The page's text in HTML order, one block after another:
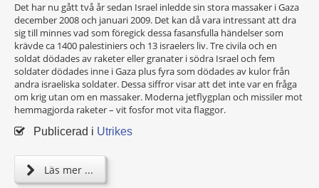
Det har nu gått två år sedan Israel inledde sin stora massaker i Gaza
december 2008 och januari 2009. Det kan då vara intressant att dra
sig till minnes vad som föregick dessa fasansfulla händelser som
krävde ca 1400 palestiniers och 13 israelers liv. Tre civila och en
soldat dödades av raketer eller granater i södra Israel och fem
soldater dödades inne i Gaza plus fyra som dödades av kulor från
andra israeliska soldater. Dessa siffror visar att det inte var en fråga
om krig utan om en massaker. Moderna jetflygplan och missiler mot
hemmagjorda raketer – vit fosfor mot vita flaggor.
Publicerad i Utrikes
Läs mer ...